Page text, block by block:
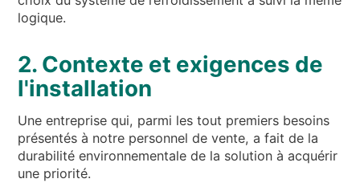
logique.
2. Contexte et exigences de
l'installation
Une entreprise qui, parmi les tout premiers besoins
présentés à notre personnel de vente, a fait de la
durabilité environnementale de la solution à acquérir
une priorité.